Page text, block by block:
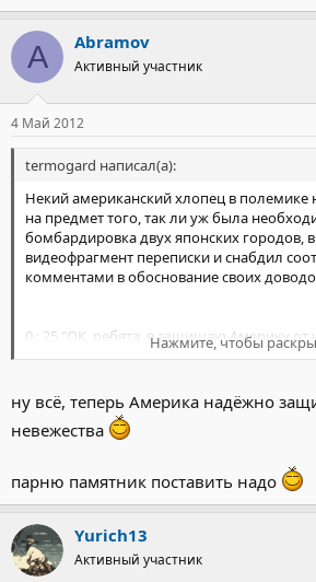
A Abramov
Активный участник
4 Май 2012
termogard написал(а):
Некий американский хлопец в полемике
на предмет того, так ли уж была
бомбардировка двух японских городов,
видеофрагмент переписки и снабдил
комментами в обоснование своих
0 : 25 "ОК, ребята, я защищаю Америку от
от невежества подобного рода :
Нажмите, чтобы
ну всё, теперь Америка надёжно
невежества
парню памятник поставить надо
Yurich13
Активный участник